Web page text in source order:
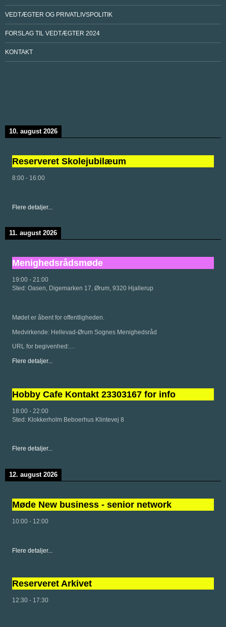
VEDTÆGTER OG PRIVATLIVSPOLITIK
FORSLAG TIL VEDTÆGTER 2024
KONTAKT
10. august 2026
Reserveret Skolejubilæum
8:00 - 16:00
Flere detaljer...
11. august 2026
Menighedsrådsmøde
19:00 - 21:00
Sted: Oasen, Digemarken 17, Ørum, 9320 Hjallerup
Mødet er åbent for offentligheden.
Medvirkende: Hellevad-Ørum Sognes Menighedsråd
URL for begivenhed:…
Flere detaljer...
Hobby Cafe Kontakt 23303167 for info
18:00 - 22:00
Sted: Klokkerholm Beboerhus Klintevej 8
Flere detaljer...
12. august 2026
Møde New business - senior network
10:00 - 12:00
Flere detaljer...
Reserveret Arkivet
12:30 - 17:30